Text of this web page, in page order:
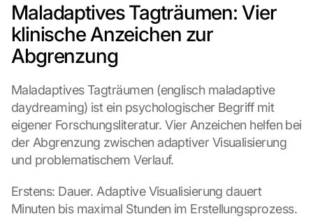
Maladaptives Tagträumen: Vier
klinische Anzeichen zur
Abgrenzung
Maladaptives Tagträumen (englisch maladaptive
daydreaming) ist ein psychologischer Begriff mit
eigener Forschungsliteratur. Vier Anzeichen helfen bei
der Abgrenzung zwischen adaptiver Visualisierung
und problematischem Verlauf.
Erstens: Dauer. Adaptive Visualisierung dauert
Minuten bis maximal Stunden im Erstellungsprozess.
G
o
o
g
l
M
a
p
s
:
B
c
l